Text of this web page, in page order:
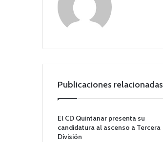
Publicaciones relacionadas
El CD Quintanar presenta su
candidatura al ascenso a Tercera
División